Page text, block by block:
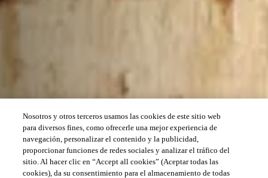
Nosotros y otros terceros usamos las cookies de este sitio web
para diversos fines, como ofrecerle una mejor experiencia de
navegación, personalizar el contenido y la publicidad,
proporcionar funciones de redes sociales y analizar el tráfico del
sitio. Al hacer clic en “Accept all cookies” (Aceptar todas las
cookies), da su consentimiento para el almacenamiento de todas